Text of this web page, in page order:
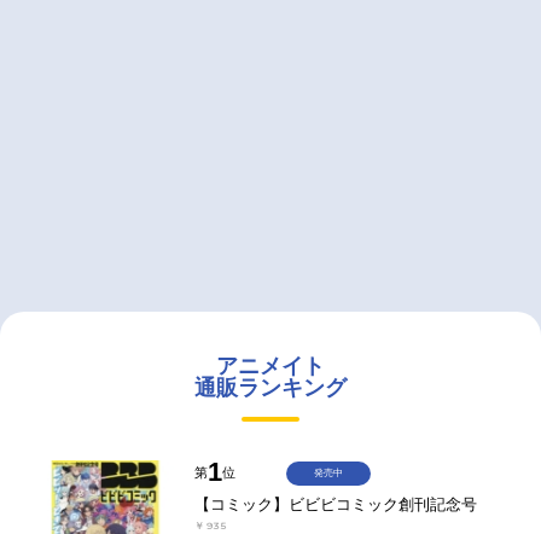
アニメイト
通販ランキング
第1位
【コミック】ビビビコミック創刊記念号
￥935
発売中